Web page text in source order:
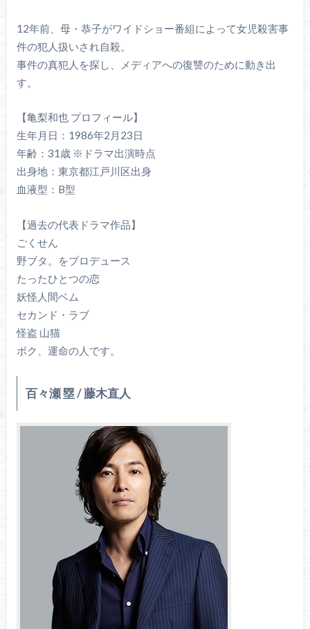
12年前、母・恭子がワイドショー番組によって女児殺害事
件の犯人扱いされ自殺。
事件の真犯人を探し、メディアへの復讐のために動き出
す。
【亀梨和也 プロフィール】
生年月日：1986年2月23日
年齢：31歳 ※ドラマ出演時点
出身地：東京都江戸川区出身
血液型：B型
【過去の代表ドラマ作品】
ごくせん
野ブタ。をプロデュース
たったひとつの恋
妖怪人間ベム
セカンド・ラブ
怪盗 山猫
ボク、運命の人です。
百々瀬 塁 / 藤木直人